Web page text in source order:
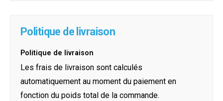
Politique de livraison
Politique de livraison
Les frais de livraison sont calculés
automatiquement au moment du paiement en
fonction du poids total de la commande.